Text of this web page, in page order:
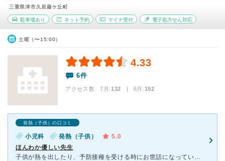
三重県津市久居藤ケ丘町
駐車場あり ネット予約 マイナ受付 電子処方せん対応
土曜（〜15:00）
4.33
6件
アクセス数 7月:132 | 6月:192
発熱（子供）の口コミ
小児科 発熱（子供）
5.0
ほんわか優しい先生
子供が熱を出したり、予防接種を受ける時にお世話になっています。先生がとても優しくてこちらからの質問にも真摯に答えてくださるのでとても好きな小児科です。看護師さんもみなさん優しくて、病院嫌いなうちの子供